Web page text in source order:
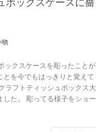
ボックスケースに薔
物
ックスケースを彫ったことが
とを今でもはっきりと覚えて
ラフトティッシュボックス大
た。 彫ってる様子をショー